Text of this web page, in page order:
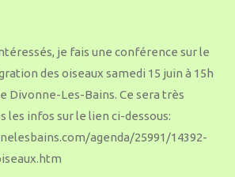
je fais une conférence sur le
des oiseaux samedi 15 juin à 15h
Divonne-Les-Bains. Ce sera très
les infos sur le lien ci-dessous:
agenda/25991/14392-